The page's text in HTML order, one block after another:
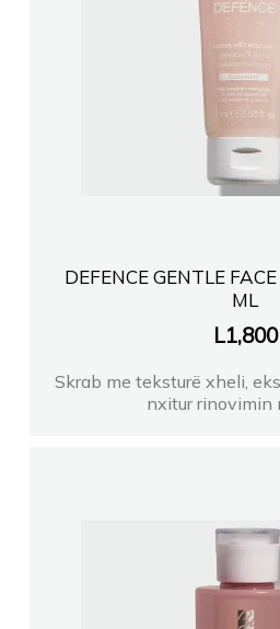
DEFENCE GENTLE
ML
L1,800
Skrab me teksturë xheli,
nxitur rinovimin